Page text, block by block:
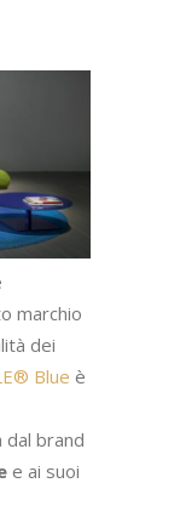
marchio
dei
Blue è
dal brand
e ai suoi